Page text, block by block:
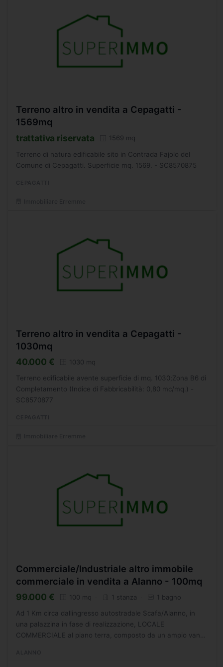
Terreno altro in vendita a Cepagatti -
1569mq
trattativa riservata 1569 mq
Terreno di natura edificabile sito in Contrada Fajolo del
Comune di Cepagatti. Superficie mq. 1569. - SC8570875
Terreno altro in vendita a Cepagatti -
1030mq
40.000 € 1030 mq
Terreno edificabile avente superficie di mq. 1030;Zona B6 di
Completamento (Indice di Fabbricabilità: 0,80 mc/mq.) -
SC8570877
Commerciale/Industriale altro immobile
commerciale in vendita a Alanno - 100mq
99.000 € 100 mq 1 stanza 1 bagno
Ad 1 Km circa dallingresso autostradale Scafa/Alanno, in
una palazzina in fase di realizzazione, LOCALE
COMMERCIALE al piano terra, composto da un ampio vano